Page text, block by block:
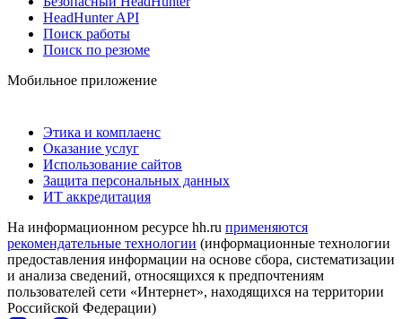
HeadHunter API
Поиск работы
Поиск по резюме
Мобильное приложение
Этика и комплаенс
Оказание услуг
Использование сайтов
Защита персональных данных
ИТ аккредитация
На информационном ресурсе hh.ru применяются
рекомендательные технологии (информационные технологии
предоставления информации на основе сбора, систематизации
и анализа сведений, относящихся к предпочтениям
пользователей сети «Интернет», находящихся на территории
Российской Федерации)